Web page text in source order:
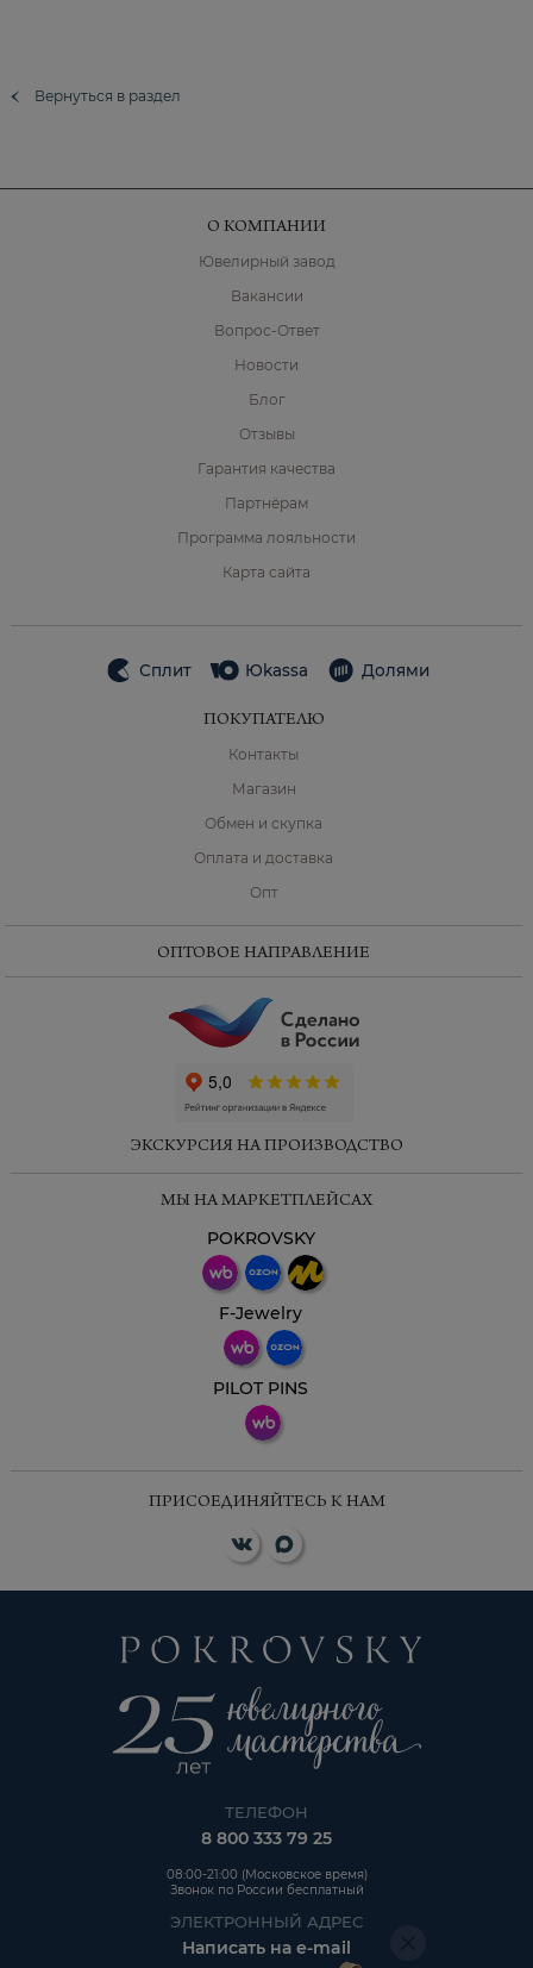
Вернуться в раздел
О КОМПАНИИ
Ювелирный завод
Вакансии
Вопрос-Ответ
Новости
Блог
Отзывы
Гарантия качества
Партнёрам
Программа лояльности
Карта сайта
Сплит Юkassa Долями
ПОКУПАТЕЛЮ
Контакты
Магазин
Обмен и скупка
Оплата и доставка
Опт
ОПТОВОЕ НАПРАВЛЕНИЕ
ЭКСКУРСИЯ НА ПРОИЗВОДСТВО
МЫ НА МАРКЕТПЛЕЙСАХ
POKROVSKY
F-Jewelry
PILOT PINS
ПРИСОЕДИНЯЙТЕСЬ К НАМ
ТЕЛЕФОН
8 800 333 79 25
08:00-21:00 (Московское время)
Звонок по России бесплатный
ЭЛЕКТРОННЫЙ АДРЕС
Написать на e-mail